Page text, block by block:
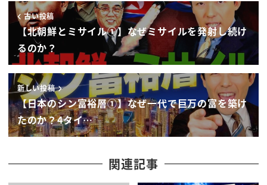
国の名前って言いたい放題なんですよね
日本はどっちっていうこれすごく難しいん
です
すごく難しい共和国なの
王国なのっ
て天皇陛下とかいらっしゃいますから
国家元首として天皇陛下がいるという見方
でと王国でございます日本は王国なんです
ですが
王国という考え方じゃない方が
まとまりやすいんじゃないかなーなんて
古い投稿
【北朝鮮とミサイル①】なぜミサイルを発射し続け
るのか？
新しい投稿
【日本のシン富裕層①】なぜ一代で巨万の富を築け
たのか？4タイ…
関連記事